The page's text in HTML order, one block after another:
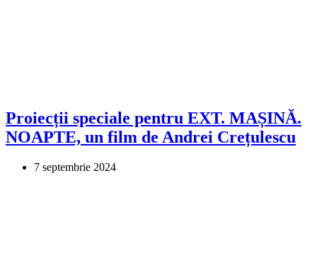
Proiecții speciale pentru EXT. MAȘINĂ.
NOAPTE, un film de Andrei Crețulescu
7 septembrie 2024